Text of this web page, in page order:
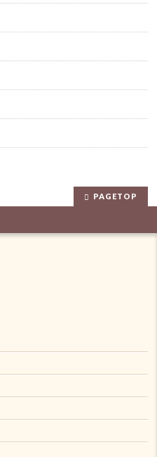
PAGETOP